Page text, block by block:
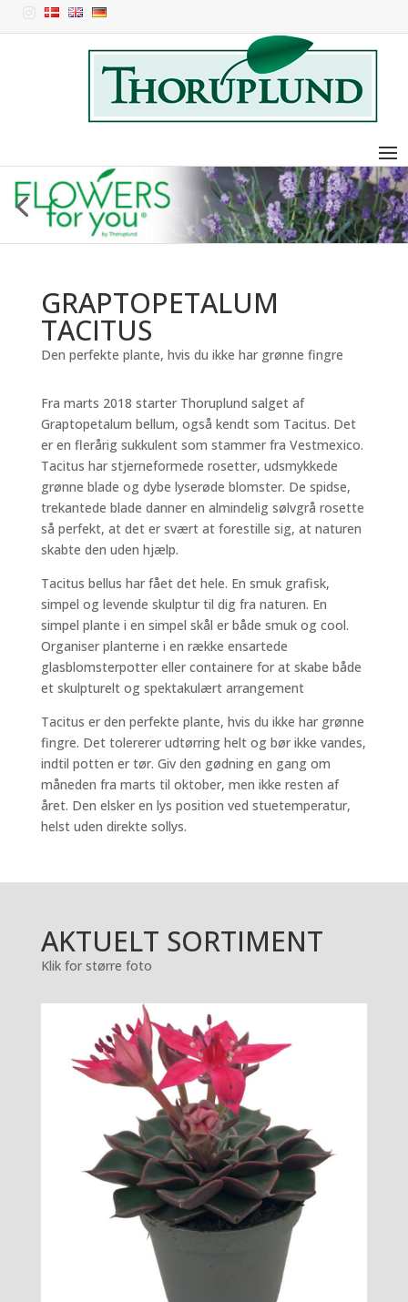
GRAPTOPETALUM
TACITUS
Den perfekte plante, hvis du ikke har grønne fingre
Fra marts 2018 starter Thoruplund salget af
Graptopetalum bellum, også kendt som Tacitus. Det
er en flerårig sukkulent som stammer fra Vestmexico.
Tacitus har stjerneformede rosetter, udsmykkede
grønne blade og dybe lyserøde blomster. De spidse,
trekantede blade danner en almindelig sølvgrå rosette
så perfekt, at det er svært at forestille sig, at naturen
skabte den uden hjælp.
Tacitus bellus har fået det hele. En smuk grafisk,
simpel og levende skulptur til dig fra naturen. En
simpel plante i en simpel skål er både smuk og cool.
Organiser planterne i en række ensartede
glasblomsterpotter eller containere for at skabe både
et skulpturelt og spektakulært arrangement
Tacitus er den perfekte plante, hvis du ikke har grønne
fingre. Det tolererer udtørring helt og bør ikke vandes,
indtil potten er tør. Giv den gødning en gang om
måneden fra marts til oktober, men ikke resten af
året. Den elsker en lys position ved stuetemperatur,
helst uden direkte sollys.
AKTUELT SORTIMENT
Klik for større foto